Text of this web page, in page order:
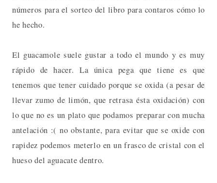
números para el sorteo del libro para contaros cómo lo
he hecho.
El guacamole suele gustar a todo el mundo y es muy
rápido de hacer. La única pega que tiene es que
tenemos que tener cuidado porque se oxida (a pesar de
llevar zumo de limón, que retrasa ésta oxidación) con
lo que no es un plato que podamos preparar con mucha
antelación :( no obstante, para evitar que se oxide con
rapidez podemos meterlo en un frasco de cristal con el
hueso del aguacate dentro.